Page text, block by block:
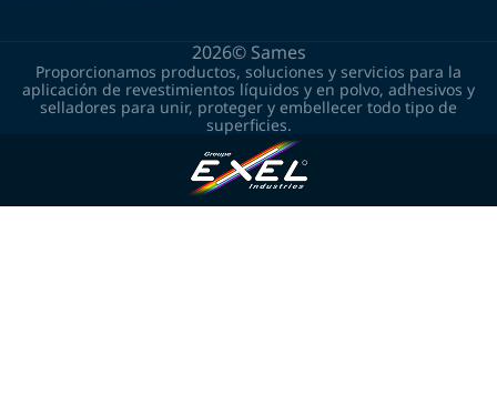
2026© Sames
Proporcionamos productos, soluciones y servicios para la
aplicación de revestimientos líquidos y en polvo, adhesivos y
selladores para unir, proteger y embellecer todo tipo de
superficies.